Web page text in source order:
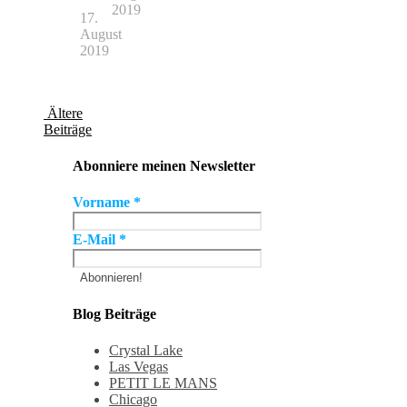
17.
August
2019
2019
Ältere
Beiträge
Abonniere meinen Newsletter
Vorname *
E-Mail *
Blog Beiträge
Crystal Lake
Las Vegas
PETIT LE MANS
Chicago